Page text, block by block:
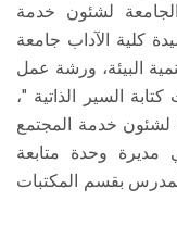
لشئون خدمة
كلية الآداب جامعة
البيئة، ورشة عمل
السير الذاتية "،
لشئون خدمة المجتمع
مديرة وحدة متابعة
بقسم المكتبات